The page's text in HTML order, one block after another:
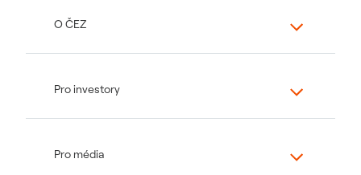
O ČEZ
Pro investory
Pro média